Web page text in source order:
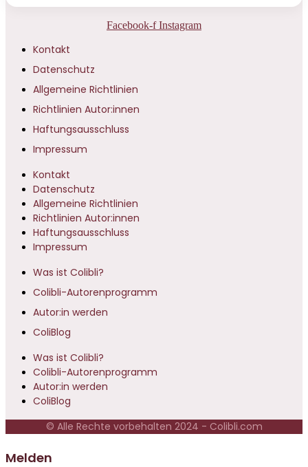
Facebook-f Instagram
Kontakt
Datenschutz
Allgemeine Richtlinien
Richtlinien Autor:innen
Haftungsausschluss
Impressum
Kontakt
Datenschutz
Allgemeine Richtlinien
Richtlinien Autor:innen
Haftungsausschluss
Impressum
Was ist Colibli?
Colibli-Autorenprogramm
Autor:in werden
ColiBlog
Was ist Colibli?
Colibli-Autorenprogramm
Autor:in werden
ColiBlog
© Alle Rechte vorbehalten 2024 - Colibli.com
Melden